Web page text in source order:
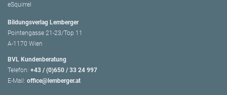
eSquirrel
Bildungsverlag Lemberger
Pointengasse 21-23/Top 11
A-1170 Wien
BVL Kundenberatung
Telefon: +43 / (0)650 / 33 24 997
E-Mail: office@lemberger.at